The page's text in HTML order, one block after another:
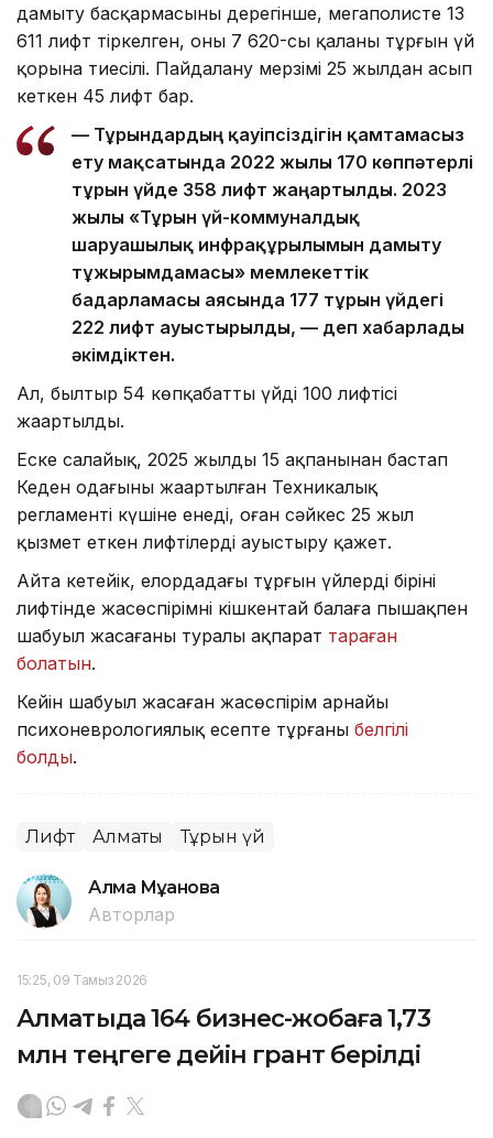
дамыту басқармасының дерегінше, мегаполисте 13
611 лифт тіркелген, оның 7 620-сы қаланың тұрғын үй
қорына тиесілі. Пайдалану мерзімі 25 жылдан асып
кеткен 45 лифт бар.
— Тұрғындардың қауіпсіздігін қамтамасыз
ету мақсатында 2022 жылы 170 көппәтерлі
тұрғын үйде 358 лифт жаңартылды. 2023
жылы «Тұрғын үй-коммуналдық
шаруашылық инфрақұрылымын дамыту
тұжырымдамасы» мемлекеттік
бағдарламасы аясында 177 тұрғын үйдегі
222 лифт ауыстырылды, — деп хабарлады
әкімдіктен.
Ал, былтыр 54 көпқабатты үйдің 100 лифтісі
жаңартылды.
Еске салайық, 2025 жылдың 15 ақпанынан бастап
Кеден одағының жаңартылған Техникалық
регламенті күшіне енеді, оған сәйкес 25 жыл
қызмет еткен лифтілерді ауыстыру қажет.
Айта кетейік, елордадағы тұрғын үйлердің бірінің
лифтінде жасөспірімнің кішкентай балаға пышақпен
шабуыл жасағаны туралы ақпарат тараған
болатын.
Кейін шабуыл жасаған жасөспірім арнайы
психоневрологиялық есепте тұрғаны белгілі
болды.
Лифт Алматы Тұрғын үй
Алма Мұқанова
Авторлар
15:25, 09 Тамыз 2026
Алматыда 164 бизнес-жобаға 1,73
млн теңгеге дейін грант берілді